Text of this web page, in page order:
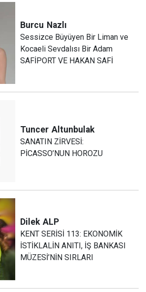
Burcu Nazlı
Sessizce Büyüyen Bir Liman ve
Kocaeli Sevdalısı Bir Adam
SAFİPORT VE HAKAN SAFİ
Tuncer Altunbulak
SANATIN ZİRVESİ:
PİCASSO’NUN HOROZU
Dilek ALP
KENT SERİSİ 113: EKONOMİK
İSTİKLALİN ANITI, İŞ BANKASI
MÜZESİ’NİN SIRLARI